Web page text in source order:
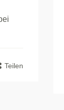
Teilen